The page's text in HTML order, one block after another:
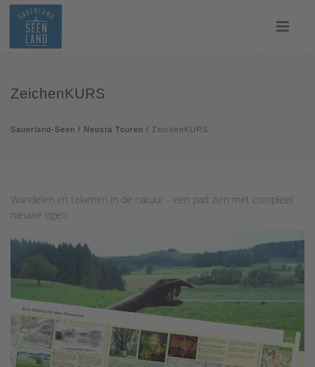
ZeichenKURS
Sauerland-Seen / Neusta Touren / ZeichenKURS
Wandelen en tekenen in de natuur - een pad zien met compleet
nieuwe ogen